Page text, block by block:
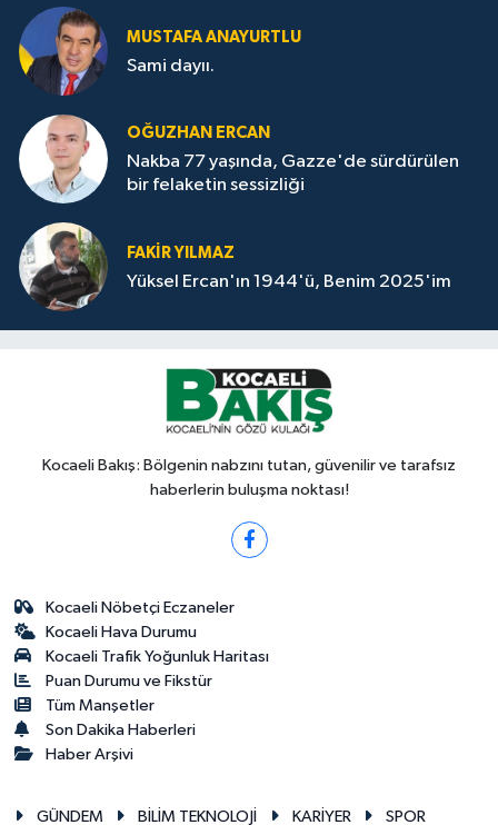
MUSTAFA ANAYURTLU
Sami dayıı.
OĞUZHAN ERCAN
Nakba 77 yaşında, Gazze'de sürdürülen
bir felaketin sessizliği
FAKİR YILMAZ
Yüksel Ercan'ın 1944'ü, Benim 2025'im
Kocaeli Bakış: Bölgenin nabzını tutan, güvenilir ve tarafsız
haberlerin buluşma noktası!
Kocaeli Nöbetçi Eczaneler
Kocaeli Hava Durumu
Kocaeli Trafik Yoğunluk Haritası
Puan Durumu ve Fikstür
Tüm Manşetler
Son Dakika Haberleri
Haber Arşivi
GÜNDEM BİLİM TEKNOLOJİ KARİYER SPOR